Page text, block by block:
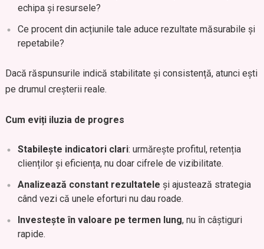
echipa și resursele?
Ce procent din acțiunile tale aduce rezultate măsurabile și
repetabile?
Dacă răspunsurile indică stabilitate și consistență, atunci ești
pe drumul creșterii reale.
Cum eviți iluzia de progres
Stabilește indicatori clari: urmărește profitul, retenția
clienților și eficiența, nu doar cifrele de vizibilitate.
Analizează constant rezultatele și ajustează strategia
când vezi că unele eforturi nu dau roade.
Investește în valoare pe termen lung, nu în câștiguri
rapide.